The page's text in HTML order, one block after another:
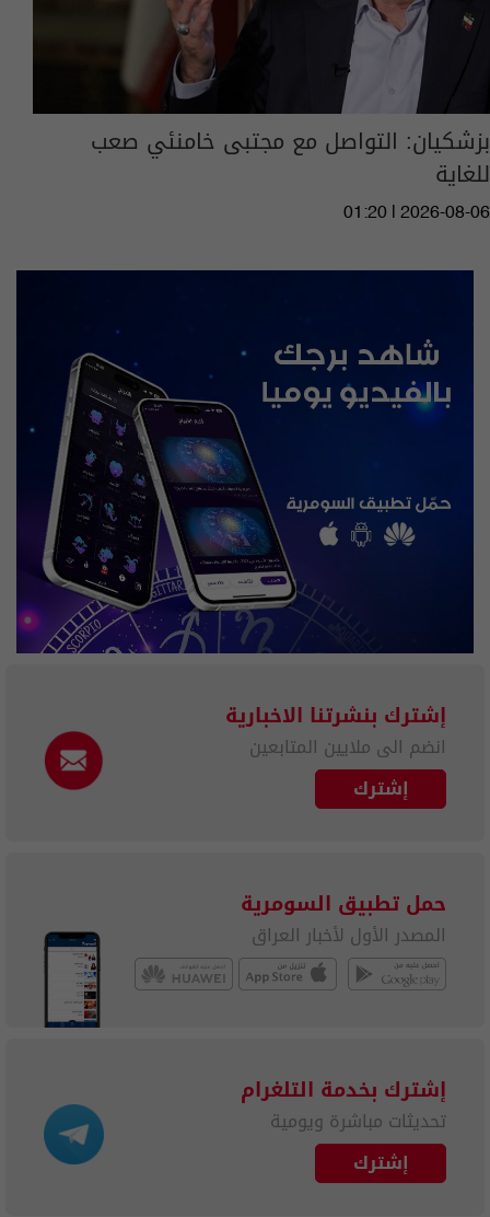
بزشكيان: التواصل مع مجتبى خامنئي صعب
للغاية
01:20 | 2026-08-06
إشترك بنشرتنا الاخبارية
انضم الى ملايين المتابعين
إشترك
حمل تطبيق السومرية
المصدر الأول لأخبار العراق
إشترك بخدمة التلغرام
تحديثات مباشرة ويومية
إشترك